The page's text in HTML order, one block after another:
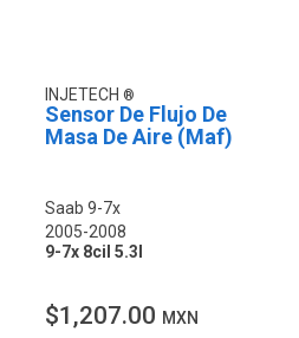
INJETECH
Sensor De Flujo De
Masa De Aire (Maf)
Saab 9-7x
2005-2008
9-7x 8cil 5.3l
$1,207.00 MXN